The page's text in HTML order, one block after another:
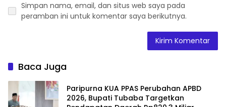
Simpan nama, email, dan situs web saya pada
peramban ini untuk komentar saya berikutnya.
Baca Juga
Paripurna KUA PPAS Perubahan APBD
2026, Bupati Tubaba Targetkan